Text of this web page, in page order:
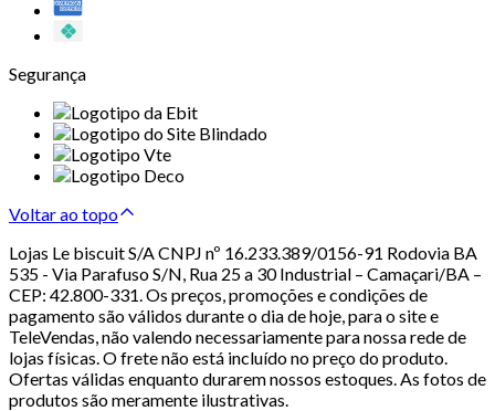
Segurança
Voltar ao topo
Lojas Le biscuit S/A CNPJ nº 16.233.389/0156-91 Rodovia BA
535 - Via Parafuso S/N, Rua 25 a 30 Industrial – Camaçari/BA –
CEP: 42.800-331. Os preços, promoções e condições de
pagamento são válidos durante o dia de hoje, para o site e
TeleVendas, não valendo necessariamente para nossa rede de
lojas físicas. O frete não está incluído no preço do produto.
Ofertas válidas enquanto durarem nossos estoques. As fotos de
produtos são meramente ilustrativas.